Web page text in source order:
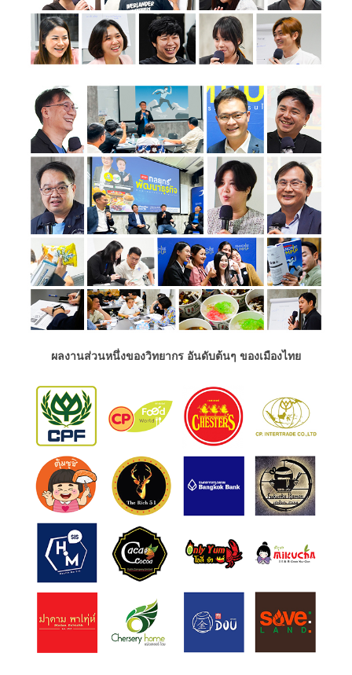
ผลงานส่วนหนึ่งของวิทยากร อันดับต้นๆ ของเมืองไทย